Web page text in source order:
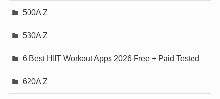
500A Z
530A Z
6 Best HIIT Workout Apps 2026 Free + Paid Tested
620A Z